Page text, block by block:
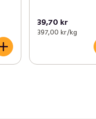
39,70 kr
397,00 kr /kg